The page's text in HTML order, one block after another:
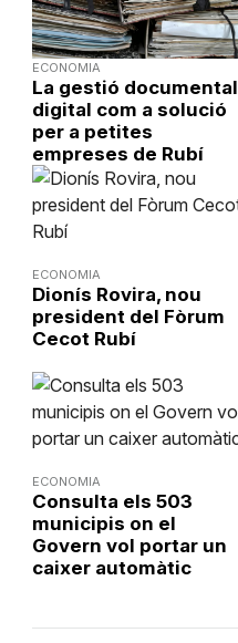
ECONOMIA
La gestió documental
digital com a solució
per a petites
empreses de Rubí
ECONOMIA
Dionís Rovira, nou
president del Fòrum
Cecot Rubí
ECONOMIA
Consulta els 503
municipis on el
Govern vol portar un
caixer automàtic